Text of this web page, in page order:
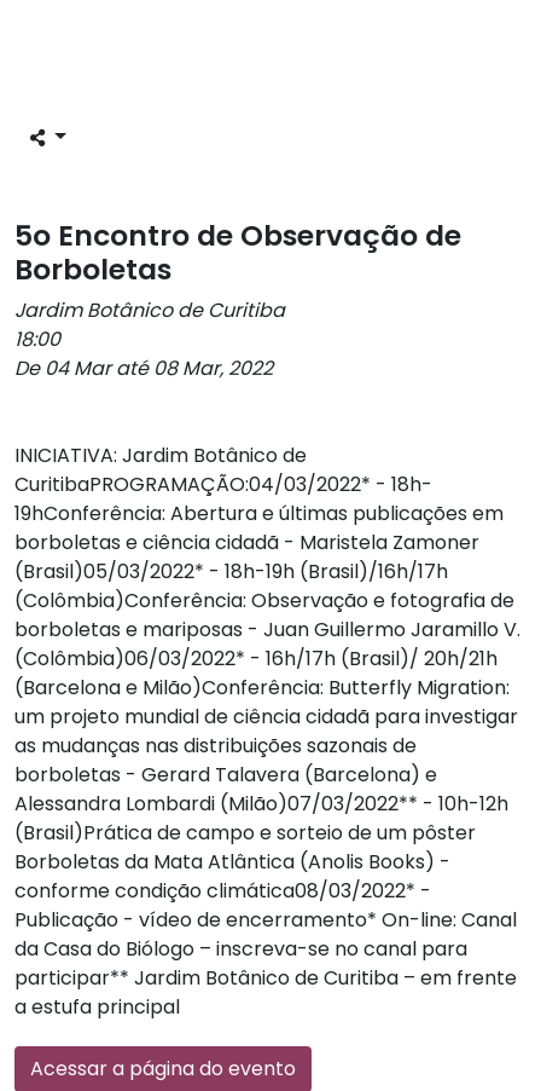
5o Encontro de Observação de
Borboletas
Jardim Botânico de Curitiba
18:00
De 04 Mar até 08 Mar, 2022
INICIATIVA: Jardim Botânico de
CuritibaPROGRAMAÇÃO:04/03/2022* - 18h-
19hConferência: Abertura e últimas publicações em
borboletas e ciência cidadã - Maristela Zamoner
(Brasil)05/03/2022* - 18h-19h (Brasil)/16h/17h
(Colômbia)Conferência: Observação e fotografia de
borboletas e mariposas - Juan Guillermo Jaramillo V.
(Colômbia)06/03/2022* - 16h/17h (Brasil)/ 20h/21h
(Barcelona e Milão)Conferência: Butterfly Migration:
um projeto mundial de ciência cidadã para investigar
as mudanças nas distribuições sazonais de
borboletas - Gerard Talavera (Barcelona) e
Alessandra Lombardi (Milão)07/03/2022** - 10h-12h
(Brasil)Prática de campo e sorteio de um pôster
Borboletas da Mata Atlântica (Anolis Books) -
conforme condição climática08/03/2022* -
Publicação - vídeo de encerramento* On-line: Canal
da Casa do Biólogo – inscreva-se no canal para
participar** Jardim Botânico de Curitiba – em frente
a estufa principal
Acessar a página do evento